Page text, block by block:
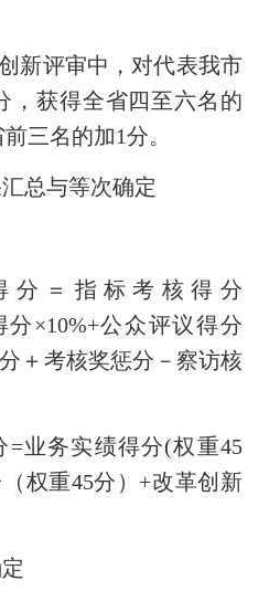
新评审中，对代表我市
， 获得全省四至六名的
三名的加1分。
总与等次确定
分＝指标考核得分
分×10%+公众评议得分
＋考核奖惩分－察访核
=业务实绩得分(权重45
权重45分）+改革创新